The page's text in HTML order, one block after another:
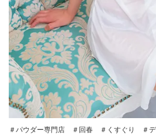
＃パウダー専門店 ＃回春 ＃くすぐり ＃